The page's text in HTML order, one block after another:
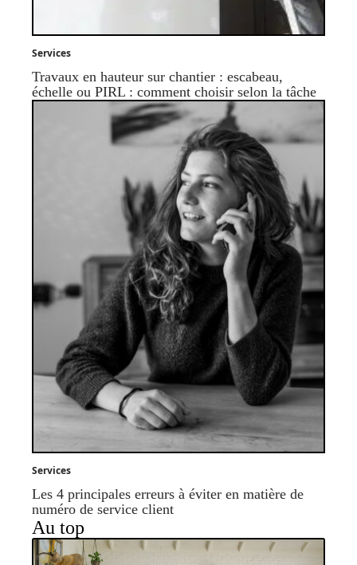
Services
Travaux en hauteur sur chantier : escabeau,
échelle ou PIRL : comment choisir selon la tâche
Services
Les 4 principales erreurs à éviter en matière de
numéro de service client
Au top